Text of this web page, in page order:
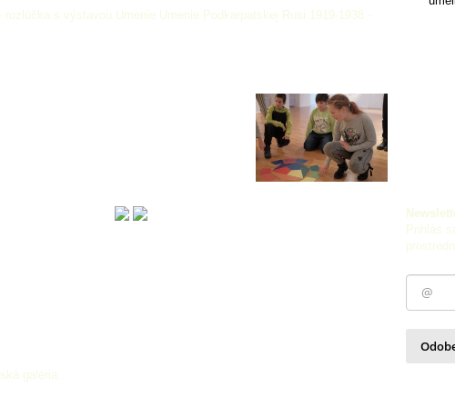
s výstavou Umenie Umenie Podkarpatskej Rusi 1919-1938 -
galéria.
Prihlás